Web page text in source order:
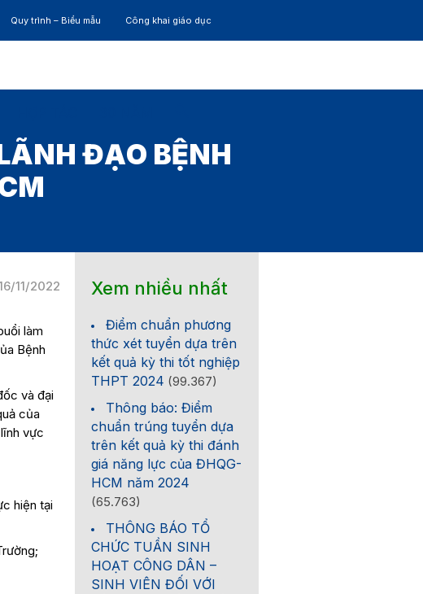
Quy trình – Biểu mẫu Công khai giáo dục
ĐẠO BỆNH
11/2022
làm
Bệnh
và đại
của
vực
hiện tại
Xem nhiều nhất
Điểm chuẩn phương
thức xét tuyển dựa trên
kết quả kỳ thi tốt nghiệp
THPT 2024 (99.367)
Thông báo: Điểm
chuẩn trúng tuyển dựa
trên kết quả kỳ thi đánh
giá năng lực của ĐHQG-
HCM năm 2024
(65.763)
THÔNG BÁO TỔ
CHỨC TUẦN SINH
HOẠT CÔNG DÂN –
SINH VIÊN ĐỐI VỚI